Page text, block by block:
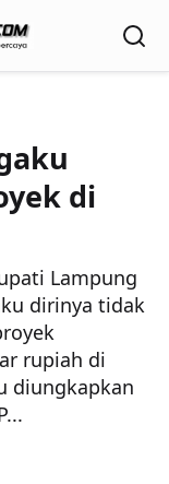
di
Lampung
dirinya tidak
rupiah di
diungkapkan